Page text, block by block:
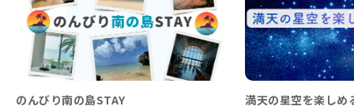
のんびり南の島STAY 満天の星空を楽しめ